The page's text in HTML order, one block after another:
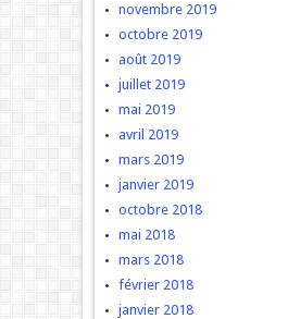
novembre 2019
octobre 2019
août 2019
juillet 2019
mai 2019
avril 2019
mars 2019
janvier 2019
octobre 2018
mai 2018
mars 2018
février 2018
janvier 2018